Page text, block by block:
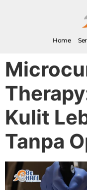
Home
Kulit
Tanpa